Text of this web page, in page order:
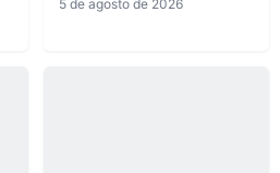
5 de agosto de 2026